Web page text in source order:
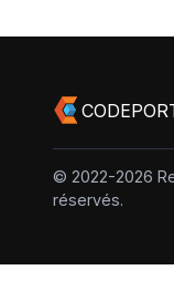
© 2022-2026
réservés.